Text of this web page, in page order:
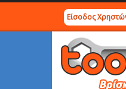
Είσοδος